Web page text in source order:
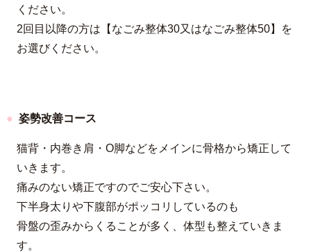
ください。
2回目以降の方は【なごみ整体30又はなごみ整体50】を
お選びください。
姿勢改善コース
猫背・内巻き肩・O脚などをメインに骨格から矯正して
いきます。
痛みのない矯正ですのでご安心下さい。
下半身太りや下腹部がポッコリしているのも
骨盤の歪みからくることが多く、体型も整えていきま
す。